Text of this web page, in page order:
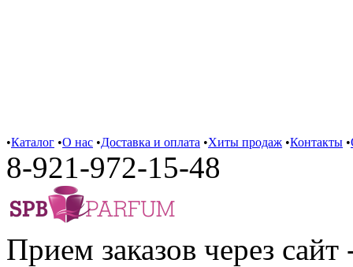
•Каталог •О нас •Доставка и оплата •Хиты продаж •Контакты •
8-921-972-15-48
Прием заказов через сайт